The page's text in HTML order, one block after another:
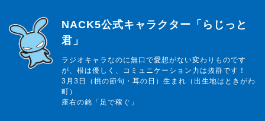
らじっと君
NACK5公式キャラクター「らじっと
君」
ラジオキャラなのに無口で愛想がない変わりものです
が、根は優しく、コミュニケーション力は抜群です！
3月3日（桃の節句・耳の日）生まれ（出生地はときがわ
町）
座右の銘「足で稼ぐ」